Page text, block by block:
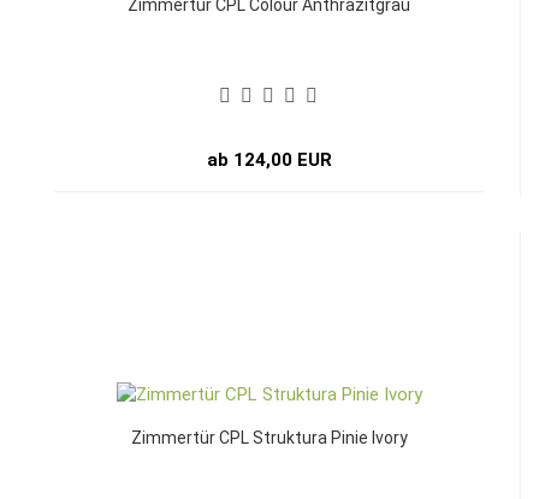
Zimmertür CPL Colour Anthrazitgrau
ab 124,00 EUR
Zimmertür CPL Struktura Pinie Ivory